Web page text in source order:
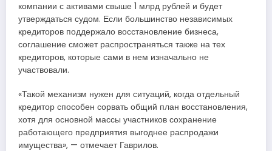
компании с активами свыше 1 млрд рублей и будет
утверждаться судом. Если большинство независимых
кредиторов поддержало восстановление бизнеса,
соглашение сможет распространяться также на тех
кредиторов, которые сами в нем изначально не
участвовали.
«Такой механизм нужен для ситуаций, когда отдельный
кредитор способен сорвать общий план восстановления,
хотя для основной массы участников сохранение
работающего предприятия выгоднее распродажи
имущества», — отмечает Гаврилов.